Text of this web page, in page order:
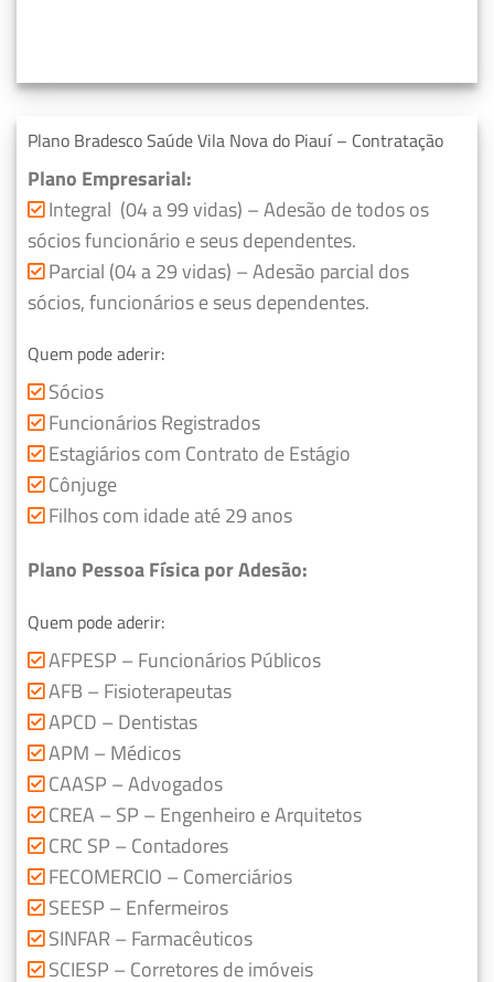
Plano Bradesco Saúde Vila Nova do Piauí – Contratação
Plano Empresarial:
Integral (04 a 99 vidas) – Adesão de todos os
sócios funcionário e seus dependentes.
Parcial (04 a 29 vidas) – Adesão parcial dos
sócios, funcionários e seus dependentes.
Quem pode aderir:
Sócios
Funcionários Registrados
Estagiários com Contrato de Estágio
Cônjuge
Filhos com idade até 29 anos
Plano Pessoa Física por Adesão:
Quem pode aderir:
AFPESP – Funcionários Públicos
AFB – Fisioterapeutas
APCD – Dentistas
APM – Médicos
CAASP – Advogados
CREA – SP – Engenheiro e Arquitetos
CRC SP – Contadores
FECOMERCIO – Comerciários
SEESP – Enfermeiros
SINFAR – Farmacêuticos
SCIESP – Corretores de imóveis